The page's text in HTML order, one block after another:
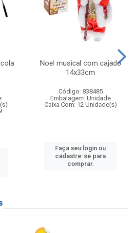
Noel musical com cajado
14x33cm
Código: 838485
Embalagem: Unidade
Caixa Com: 12 Unidade(s)
Faça seu login ou
cadastre-se para
comprar.